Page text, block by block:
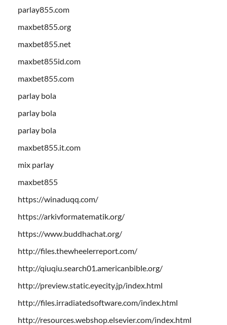
parlay855.com
maxbet855.org
maxbet855.net
maxbet855id.com
maxbet855.com
parlay bola
parlay bola
parlay bola
maxbet855.it.com
mix parlay
maxbet855
https://winaduqq.com/
https://arkivformatematik.org/
https://www.buddhachat.org/
http://files.thewheelerreport.com/
http://qiuqiu.search01.americanbible.org/
http://preview.static.eyecity.jp/index.html
http://files.irradiatedsoftware.com/index.html
http://resources.webshop.elsevier.com/index.html